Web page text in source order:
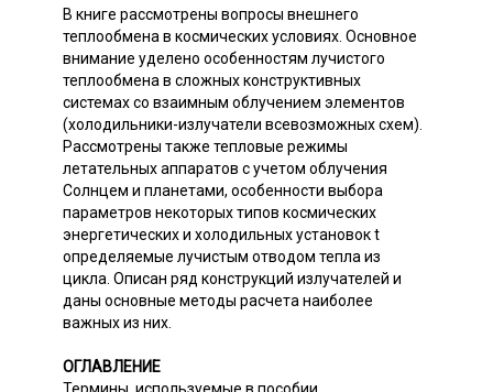
В книге рассмотрены вопросы внешнего
теплообмена в космических условиях. Основное
внимание уделено особенностям лучистого
теплообмена в сложных конструктивных
системах со взаимным облучением элементов
(холодильники-излучатели всевозможных схем).
Рассмотрены также тепловые режимы
летательных аппаратов с учетом облучения
Солнцем и планетами, особенности выбора
параметров некоторых типов космических
энергетических и холодильных установок t
определяемые лучистым отводом тепла из
цикла. Описан ряд конструкций излучателей и
даны основные методы расчета наиболее
важных из них.
ОГЛАВЛЕНИЕ